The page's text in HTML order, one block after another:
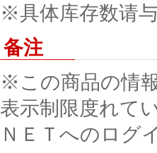
※具体库存数请
备注
※この商品の情
表示制限度れて
ＮＥＴへのログ